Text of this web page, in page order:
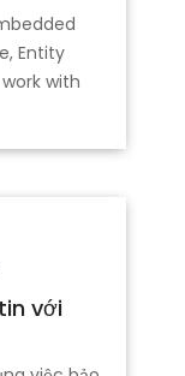
Entity
with
với